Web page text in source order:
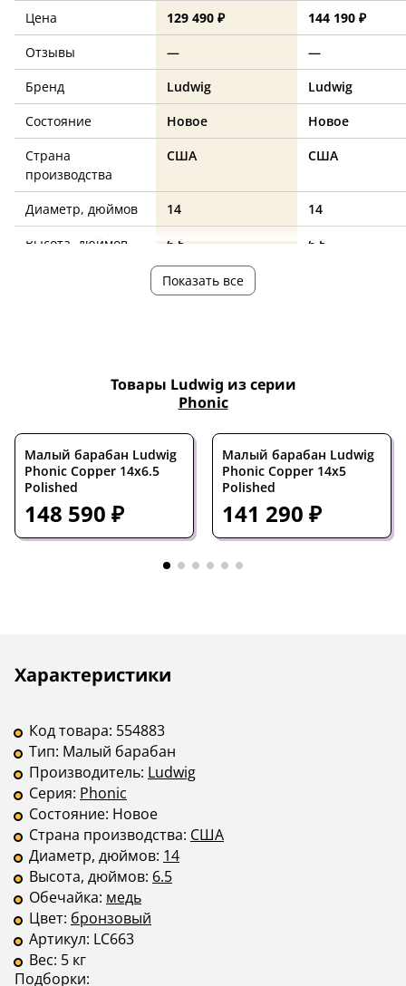
Цена 129 490 ₽
144 190 ₽
Отзывы
—
—
Бренд
Ludwig
Ludwig
Состояние
Новое
Новое
Страна
производства
США США
Диаметр, дюймов 14
14
Высота, дюймов
6.5
6.5
медь
Показать все
Товары Ludwig из серии
Phonic
Малый барабан Ludwig
Phonic Copper 14x6.5
Polished
148 590 ₽
Малый барабан Ludwig
Phonic Copper 14x5
Polished
141 290 ₽
Описание
Характеристики
Инструкции
Код товара: 554883
Тип: Малый барабан
Производитель: Ludwig
Серия: Phonic
Состояние: Новое
Страна производства: США
Диаметр, дюймов: 14
Высота, дюймов: 6.5
Обечайка: медь
Цвет: бронзовый
Артикул: LC663
Вес: 5 кг
Подборки: